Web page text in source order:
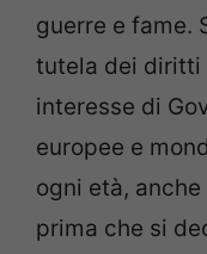
guerre e fame.
tutela dei diritti
interesse di
europee e
ogni età,
prima che si